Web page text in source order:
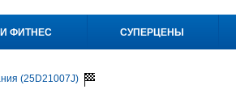
ФИТНЕС СУПЕРЦЕНЫ
(25D21007J)